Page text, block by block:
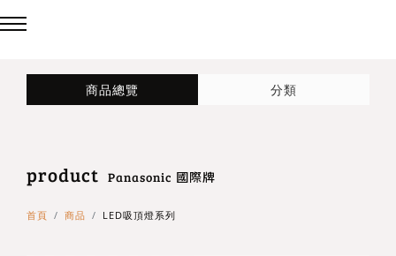
回主選單
台灣製造✨熱銷款✨
回主選單
造型吸頂燈
回主選單
壁燈
商品總覽 分類
product Panasonic 國際牌
首頁 商品 LED吸頂燈系列